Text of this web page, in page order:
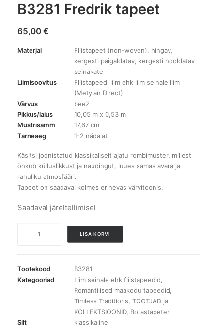
B3281 Fredrik tapeet
65,00 €
Materjal
Fliistapeet (non-woven), hingav,
kergesti paigaldatav, kergesti hooldatav
seinakate
Liimisoovitus
Fliistapeedi liim ehk liim seinale liim
(Metylan Direct)
Värvus
beež
Pikkus/laius
10,05 m x 0,53 m
Mustrisamm
17,67 cm
Tarneaeg
1-2 nädalat
Käsitsi joonistatud klassikaliselt ajatu rombimuster, millest
õhkub külluslikkust ja naudingut, luues samas avara ja
rahuliku atmosfääri.
Tapeet on saadaval kolmes erinevas värvitoonis.
Saadaval järeltellimisel
kogus
LISA KORVI
Tootekood
B3281
Kategooriad
Liim seinale ehk fliistapeedid
Romantilised maakodu tapeedid
Timless Traditions TOOTJAD ja
KOLLEKTSIOONID, Borastapeter
Silt
klassikaline